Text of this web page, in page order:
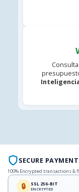
SECURE
100% Encrypted transactions
🔒 SSL 256-BIT
ENCRYPTED